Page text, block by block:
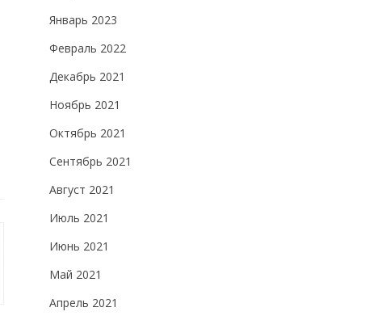
Январь 2023
Февраль 2022
Декабрь 2021
Ноябрь 2021
Октябрь 2021
Сентябрь 2021
Август 2021
Июль 2021
Июнь 2021
Май 2021
Апрель 2021